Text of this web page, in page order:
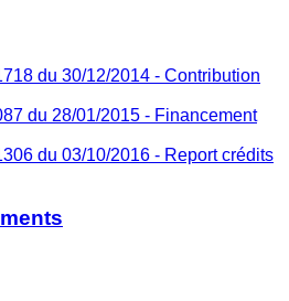
du 30/12/2014 - Contribution
du 28/01/2015 - Financement
du 03/10/2016 - Report crédits